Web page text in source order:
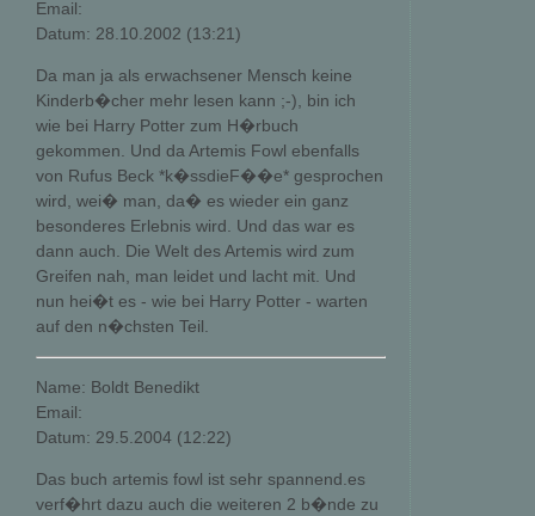
Email:
Datum: 28.10.2002 (13:21)
Da man ja als erwachsener Mensch keine
Kinderb�cher mehr lesen kann ;-), bin ich
wie bei Harry Potter zum H�rbuch
gekommen. Und da Artemis Fowl ebenfalls
von Rufus Beck *k�ssdieF��e* gesprochen
wird, wei� man, da� es wieder ein ganz
besonderes Erlebnis wird. Und das war es
dann auch. Die Welt des Artemis wird zum
Greifen nah, man leidet und lacht mit. Und
nun hei�t es - wie bei Harry Potter - warten
auf den n�chsten Teil.
Name: Boldt Benedikt
Email:
Datum: 29.5.2004 (12:22)
Das buch artemis fowl ist sehr spannend.es
verf�hrt dazu auch die weiteren 2 b�nde zu